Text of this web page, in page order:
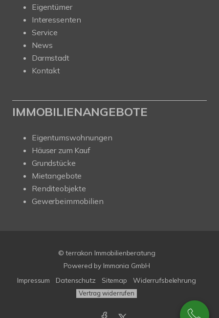
Eigentümer
Interessenten
Service
News
Darmstadt
Kontakt
IMMOBILIENANGEBOTE
Eigentumswohnungen
Häuser zum Kauf
Grundstücke
Mietangebote
Renditeobjekte
Gewerbeimmobilien
© terrakon Immobilienberatung
Powered by Immonia GmbH
Impressum
Datenschutz Sitemap Widerrufsbelehrung
Vertrag widerrufen